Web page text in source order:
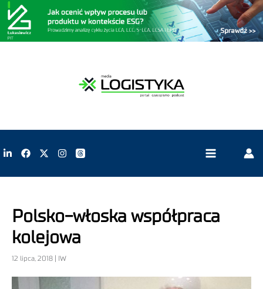
Polsko-włoska współpraca
kolejowa
12 lipca, 2018 | IW